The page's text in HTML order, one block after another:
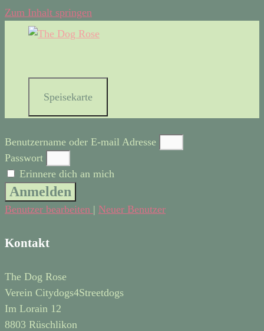
Zum Inhalt springen
Speisekarte
Benutzername oder E-mail Adresse
Passwort
Erinnere dich an mich
Anmelden
Benutzer bearbeiten | Neuer Benutzer
Kontakt
The Dog Rose
Verein Citydogs4Streetdogs
Im Lorain 12
8803 Rüschlikon